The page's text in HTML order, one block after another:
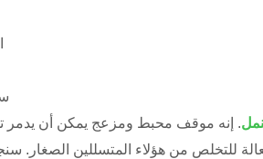
. إنه موقف محبط ومزعج يمكن أن يدمر
للتخلص من هؤلاء المتسللين الصغار.